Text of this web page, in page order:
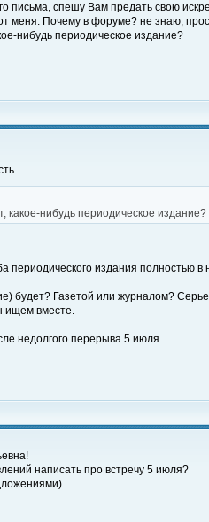
письма, спешу Вам предать свою
меня. Почему в форуме? не знаю,
нибудь периодическое издание?
какое-нибудь периодическое издание?
периодического издания полностью в
будет? Газетой или журналом?
ищем вместе.
недолгого перерыва 5 июля.
написать про встречу 5 июля?